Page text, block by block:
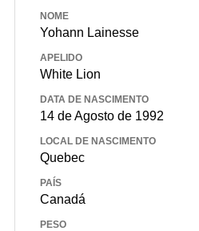
NOME
Yohann Lainesse
APELIDO
White Lion
DATA DE NASCIMENTO
14 de Agosto de 1992
LOCAL DE NASCIMENTO
Quebec
PAÍS
Canadá
PESO